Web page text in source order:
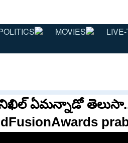
MOVIES
నిఖిల్ ఏమన్నాడో